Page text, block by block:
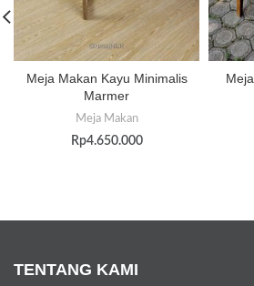
Meja Makan Kayu Minimalis
Marmer
Meja Makan
Rp4.650.000
TENTANG KAMI